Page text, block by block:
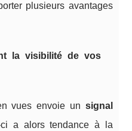
plusieurs avantages
la visibilité de vos
vues envoie un signal
a alors tendance à la